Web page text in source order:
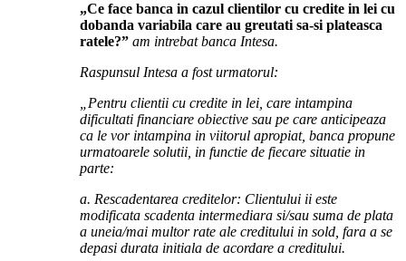
„Ce face banca in cazul clientilor cu credite in lei cu
dobanda variabila care au greutati sa-si plateasca
ratele?” am intrebat banca Intesa.
Raspunsul Intesa a fost urmatorul:
„Pentru clientii cu credite in lei, care intampina
dificultati financiare obiective sau pe care anticipeaza
ca le vor intampina in viitorul apropiat, banca propune
urmatoarele solutii, in functie de fiecare situatie in
parte:
a. Rescadentarea creditelor: Clientului ii este
modificata scadenta intermediara si/sau suma de plata
a uneia/mai multor rate ale creditului in sold, fara a se
depasi durata initiala de acordare a creditului.